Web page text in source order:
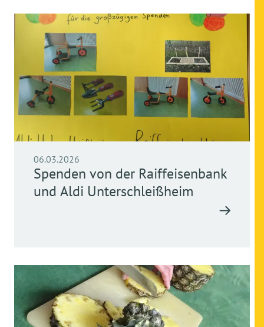
06.03.2026
Spenden von der Raiffeisenbank
und Aldi Unterschleißheim